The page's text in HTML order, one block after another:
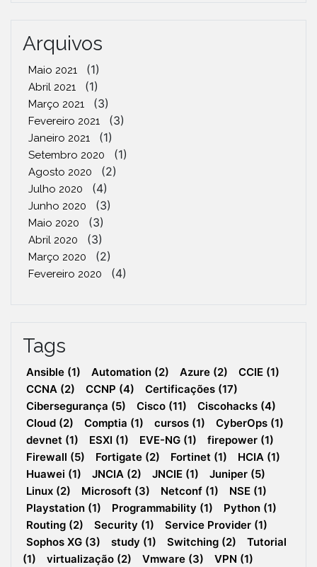
Arquivos
Maio 2021 (1)
Abril 2021 (1)
Março 2021 (3)
Fevereiro 2021 (3)
Janeiro 2021 (1)
Setembro 2020 (1)
Agosto 2020 (2)
Julho 2020 (4)
Junho 2020 (3)
Maio 2020 (3)
Abril 2020 (3)
Março 2020 (2)
Fevereiro 2020 (4)
Tags
Ansible (1) Automation (2) Azure (2) CCIE (1)
CCNA (2) CCNP (4) Certificações (17)
Cibersegurança (5) Cisco (11) Ciscohacks (4)
Cloud (2) Comptia (1) cursos (1) CyberOps (1)
devnet (1) ESXI (1) EVE-NG (1) firepower (1)
Firewall (5) Fortigate (2) Fortinet (1) HCIA (1)
Huawei (1) JNCIA (2) JNCIE (1) Juniper (5)
Linux (2) Microsoft (3) Netconf (1) NSE (1)
Playstation (1) Programmability (1) Python (1)
Routing (2) Security (1) Service Provider (1)
Sophos XG (3) study (1) Switching (2)
Tutorial
(1)
virtualização (2) Vmware (3) VPN (1)